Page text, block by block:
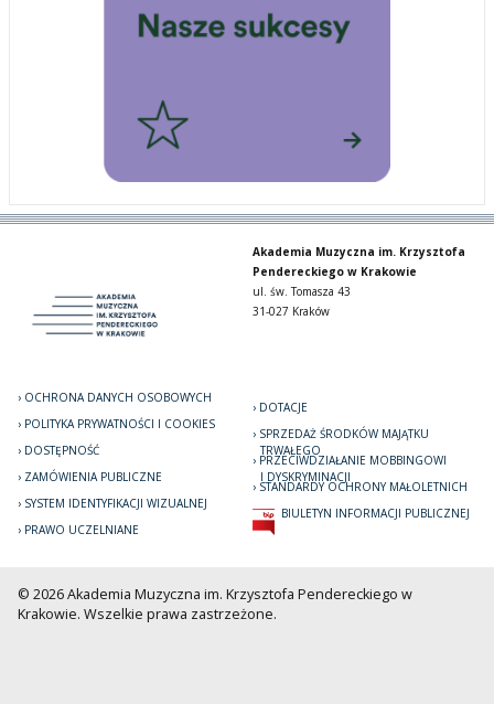
Akademia Muzyczna im. Krzysztofa
Pendereckiego w Krakowie
ul. św. Tomasza 43
31-027 Kraków
OCHRONA DANYCH OSOBOWYCH
POLITYKA PRYWATNOŚCI I COOKIES
DOSTĘPNOŚĆ
ZAMÓWIENIA PUBLICZNE
SYSTEM IDENTYFIKACJI WIZUALNEJ
PRAWO UCZELNIANE
DOTACJE
SPRZEDAŻ ŚRODKÓW MAJĄTKU
TRWAŁEGO
PRZECIWDZIAŁANIE MOBBINGOWI
I DYSKRYMINACJI
STANDARDY OCHRONY MAŁOLETNICH
BIULETYN INFORMACJI PUBLICZNEJ
© 2026 Akademia Muzyczna im. Krzysztofa Pendereckiego w
Krakowie. Wszelkie prawa zastrzeżone.